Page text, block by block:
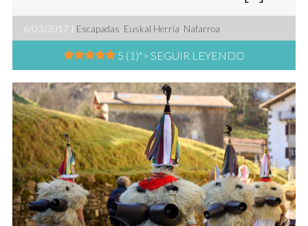
6/03/2017 | Escapadas, Euskal Herria, Nafarroa
5 (1)"> SEGUIR LEYENDO